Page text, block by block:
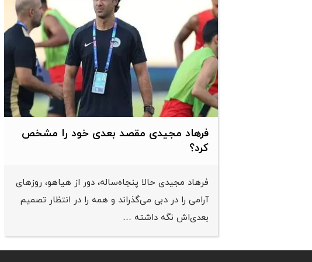
فرهاد مجیدی مقصد بعدی خود را مشخص
کرد؟
فرهاد مجیدی حالا پنجاه‌ساله، دور از هیاهو، روزهای
آرامی را در دبی می‌گذراند و همه را در انتظار تصمیم
بعدی‌اش نگه داشته …